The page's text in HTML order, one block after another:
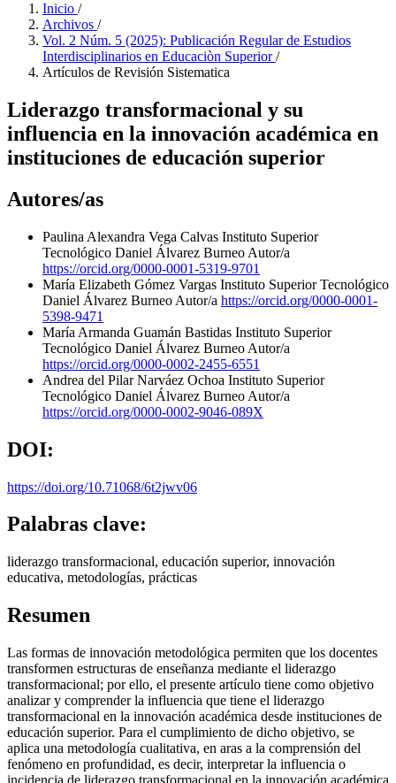
Inicio /
Archivos /
Vol. 2 Núm. 5 (2025): Publicación Regular de Estudios
Interdisciplinarios en Educaciòn Superior/
Artículos de Revisión Sistematica
Liderazgo transformacional y su
influencia en la innovación académica en
instituciones de educación superior
Autores/as
Paulina Alexandra Vega Calvas Instituto Superior
Tecnológico Daniel Álvarez Burneo Autor/a
https://orcid.org/0000-0001-5319-9701
María Elizabeth Gómez Vargas Instituto Superior Tecnológico
Daniel Álvarez Burneo Autor/a https://orcid.org/0000-0001-
5398-9471
María Armanda Guamán Bastidas Instituto Superior
Tecnológico Daniel Álvarez Burneo Autor/a
https://orcid.org/0000-0002-2455-6551
Andrea del Pilar Narváez Ochoa Instituto Superior
Tecnológico Daniel Álvarez Burneo Autor/a
https://orcid.org/0000-0002-9046-089X
DOI:
https://doi.org/10.71068/6t2jwv06
Palabras clave:
liderazgo transformacional, educación superior, innovación
educativa, metodologías, prácticas
Resumen
Las formas de innovación metodológica permiten que los docentes
transformen estructuras de enseñanza mediante el liderazgo
transformacional; por ello, el presente artículo tiene como objetivo
analizar y comprender la influencia que tiene el liderazgo
transformacional en la innovación académica desde instituciones de
educación superior. Para el cumplimiento de dicho objetivo, se
aplica una metodología cualitativa, en aras a la comprensión del
fenómeno en profundidad, es decir, interpretar la influencia o